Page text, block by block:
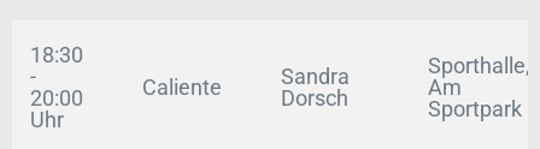
18:30
-
20:00
Uhr
Caliente
Sandra
Dorsch
Sporthalle,
Am
Sportpark